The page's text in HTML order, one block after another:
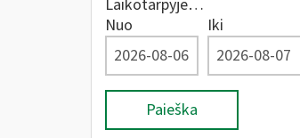
Laikotarpyje…
Nuo
Iki
Paieška